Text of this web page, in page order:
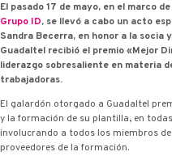
El pasado 17 de mayo, en el marco
Grupo ID, se llevó a cabo un acto
Sandra Becerra, en honor a la
Guadaltel recibió el premio «Mejor
liderazgo sobresaliente en materia
trabajadoras.
El galardón otorgado a Guadaltel
y la formación de su plantilla, en
involucrando a todos los miembros
proveedores de la formación.